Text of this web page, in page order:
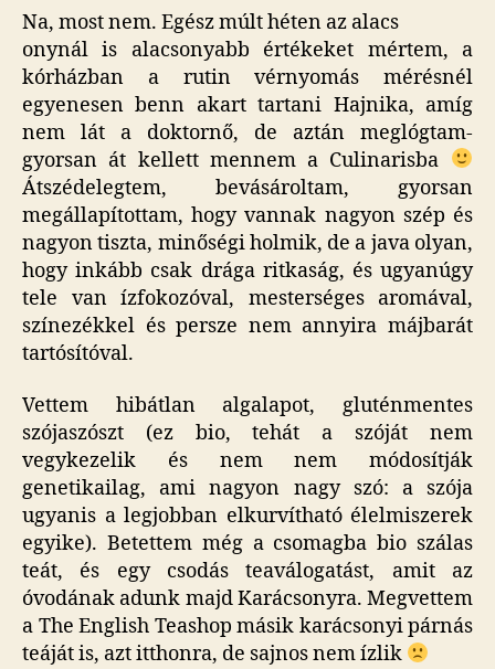
Na, most nem. Egész múlt héten az alacs
onynál is alacsonyabb értékeket mértem, a
kórházban a rutin vérnyomás mérésnél
egyenesen benn akart tartani Hajnika, amíg
nem lát a doktornő, de aztán meglógtam-
gyorsan át kellett mennem a Culinarisba
Átszédelegtem, bevásároltam, gyorsan
megállapítottam, hogy vannak nagyon szép és
nagyon tiszta, minőségi holmik, de a java olyan,
hogy inkább csak drága ritkaság, és ugyanúgy
tele van ízfokozóval, mesterséges aromával,
színezékkel és persze nem annyira májbarát
tartósítóval.
Vettem hibátlan algalapot, gluténmentes
szójaszószt (ez bio, tehát a szóját nem
vegykezelik és nem nem módosítják
genetikailag, ami nagyon nagy szó: a szója
ugyanis a legjobban elkurvítható élelmiszerek
egyike). Betettem még a csomagba bio szálas
teát, és egy csodás teaválogatást, amit az
óvodának adunk majd Karácsonyra. Megvettem
a The English Teashop másik karácsonyi párnás
teáját is, azt itthonra, de sajnos nem ízlik